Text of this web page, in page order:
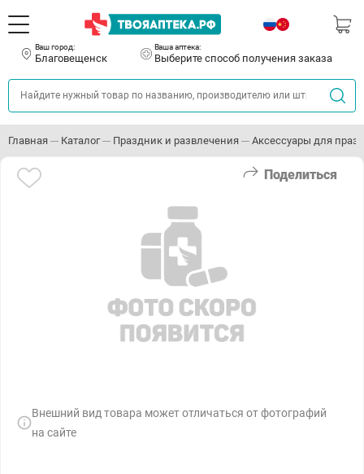
Ваш город:
Благовещенск
Ваша аптека:
Выберите способ получения заказа
Главная Каталог Праздник и развлечения Аксессуары для
Поделиться
Внешний вид товара может отличаться от фотографий
на сайте